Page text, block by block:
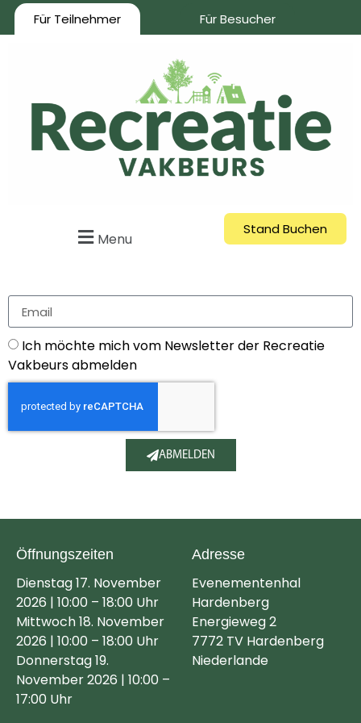
Für Teilnehmer Für Besucher
Menu
Stand Buchen
Ich möchte mich vom Newsletter der Recreatie
Vakbeurs abmelden
ABMELDEN
Öffnungszeiten
Dienstag 17. November
2026 | 10:00 – 18:00 Uhr
Mittwoch 18. November
2026 | 10:00 – 18:00 Uhr
Donnerstag 19.
November 2026 | 10:00 –
17:00 Uhr
Adresse
Evenementenhal
Hardenberg
Energieweg 2
7772 TV Hardenberg
Niederlande